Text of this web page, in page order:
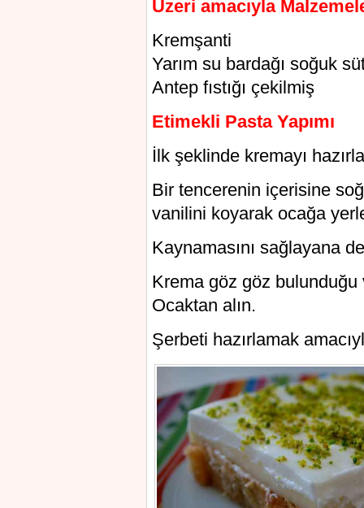
Üzeri amacıyla
Kremşanti
Yarım su bardağı soğuk
Antep fıstığı çekilmiş
Etimekli Pasta Yapımı
İlk şeklinde kremayı
Bir tencerenin içerisine
vanilini koyarak ocağa
Kaynamasını sağlayana
Krema göz göz bulunduğu
Ocaktan alın.
Şerbeti hazırlamak